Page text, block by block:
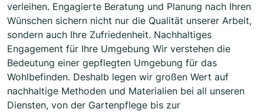
verleihen. Engagierte Beratung und Planung nach Ihren
Wünschen sichern nicht nur die Qualität unserer Arbeit,
sondern auch Ihre Zufriedenheit. Nachhaltiges
Engagement für Ihre Umgebung Wir verstehen die
Bedeutung einer gepflegten Umgebung für das
Wohlbefinden. Deshalb legen wir großen Wert auf
nachhaltige Methoden und Materialien bei all unseren
Diensten, von der Gartenpflege bis zur